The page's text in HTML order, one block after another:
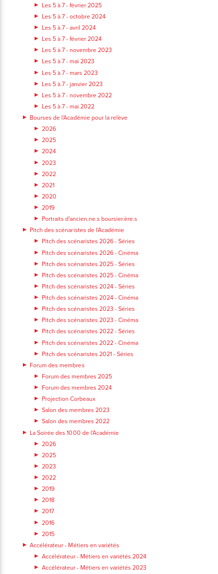
Les 5 à 7 - février 2025
Les 5 à 7 - octobre 2024
Les 5 à 7 - avril 2024
Les 5 à 7 - février 2024
Les 5 à 7 - novembre 2023
Les 5 à 7 - mai 2023
Les 5 à 7 - mars 2023
Les 5 à 7 - janvier 2023
Les 5 à 7 - novembre 2022
Les 5 à 7 - mai 2022
Bourses de l'Académie pour la relève
2026
2025
2024
2023
2022
2021
2020
2019
Portraits d'ancien.ne.s boursier.ère.s
Pitch des scénaristes de l'Académie
Pitch des scénaristes 2026 - Séries
Pitch des scénaristes 2026 - Cinéma
Pitch des scénaristes 2025 - Séries
Pitch des scénaristes 2025 - Cinéma
Pitch des scénaristes 2024 - Séries
Pitch des scénaristes 2024 - Cinéma
Pitch des scénaristes 2023 - Séries
Pitch des scénaristes 2023 - Cinéma
Pitch des scénaristes 2022 - Séries
Pitch des scénaristes 2022 - Cinéma
Pitch des scénaristes 2021 - Séries
Forum des membres
Forum des membres 2025
Forum des membres 2024
Projection Corbeaux
Salon des membres 2023
Salon des membres 2022
La Soirée des 1000 de l'Académie
2026
2025
2023
2022
2019
2018
2017
2016
2015
Accélérateur - Métiers en variétés
Accélérateur - Métiers en variétés 2024
Accélérateur - Métiers en variétés 2023